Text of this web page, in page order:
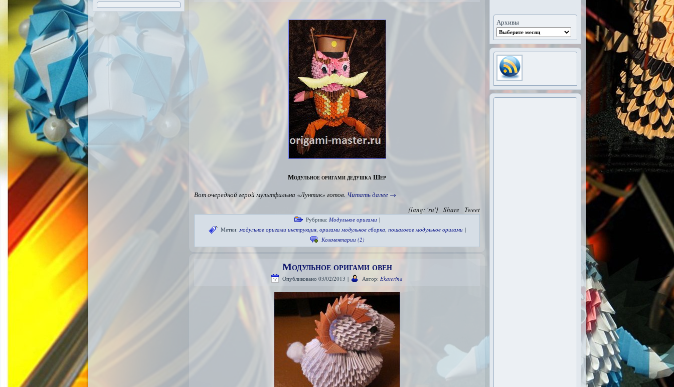
Модульное оригами дедушка Шер
Вот очередной герой мультфильма «Лунтик» готов. Читать далее →
Tweet
Share
{lang: 'ru'}
Рубрика: Модульное оригами |
Метки: модульное оригами инструкция, оригами модульное сборка, пошаговое модульное оригами |
Комментарии (2)
Модульное оригами овен
Опубликовано 03/02/2013 | Автор: Ekaterina
Архивы